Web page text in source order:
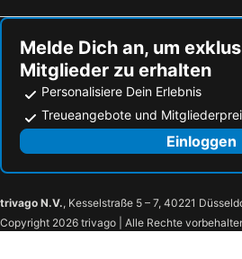
Melde Dich an, um
Mitglieder zu erhalten
Personalisiere Dein Erlebnis
Treueangebote und
Einloggen
trivago N.V., Kesselstraße 5 – 7, 40221
Copyright 2026 trivago | Alle Rechte